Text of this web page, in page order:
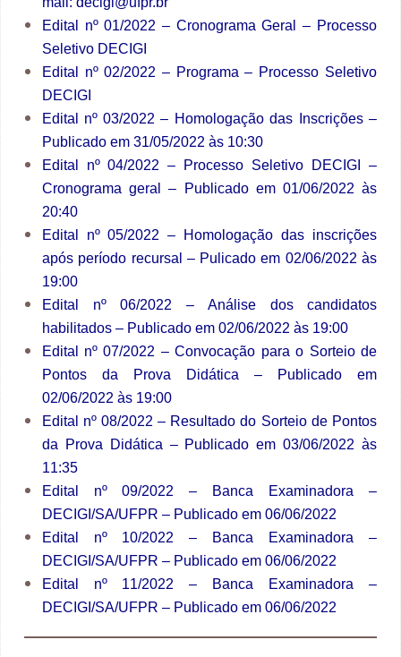
Edital nº 01/2022 – Cronograma Geral – Processo
Seletivo DECIGI
Edital nº 02/2022 – Programa – Processo Seletivo
DECIGI
Edital nº 03/2022 – Homologação das Inscrições –
Publicado em 31/05/2022 às 10:30
Edital nº 04/2022 – Processo Seletivo DECIGI –
Cronograma geral – Publicado em 01/06/2022 às
20:40
Edital nº 05/2022 – Homologação das inscrições
após período recursal – Pulicado em 02/06/2022 às
19:00
Edital nº 06/2022 – Análise dos candidatos
habilitados – Publicado em 02/06/2022 às 19:00
Edital nº 07/2022 – Convocação para o Sorteio de
Pontos da Prova Didática – Publicado em
02/06/2022 às 19:00
Edital nº 08/2022 – Resultado do Sorteio de Pontos
da Prova Didática – Publicado em 03/06/2022 às
11:35
Edital nº 09/2022 – Banca Examinadora –
DECIGI/SA/UFPR – Publicado em 06/06/2022
Edital nº 10/2022 – Banca Examinadora –
DECIGI/SA/UFPR – Publicado em 06/06/2022
Edital nº 11/2022 – Banca Examinadora –
DECIGI/SA/UFPR – Publicado em 06/06/2022